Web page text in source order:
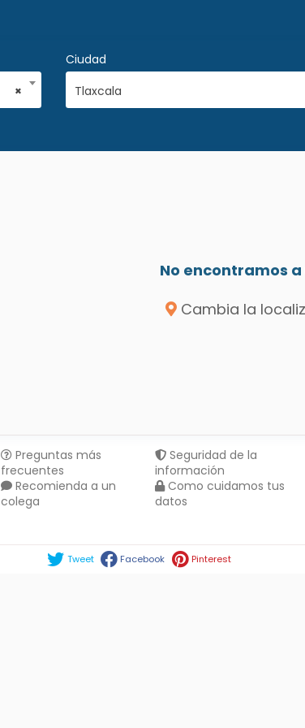
×
Ciudad
Tlaxcala
No encontramos
Cambia la
Preguntas más
frecuentes
Recomienda a un
colega
Seguridad de la
información
Como cuidamos tus
datos
Tweet Facebook Pinterest